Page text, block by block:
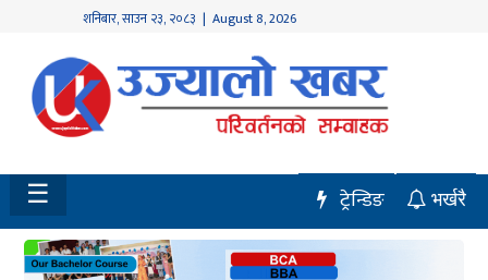
शनिबार,साउन २३, २०८३ | August 8, 2026
होमपेज
नवलपुर
विशेष
मध्य
नेपाल
☰ भर्खरै
ट्रेन्डिङ